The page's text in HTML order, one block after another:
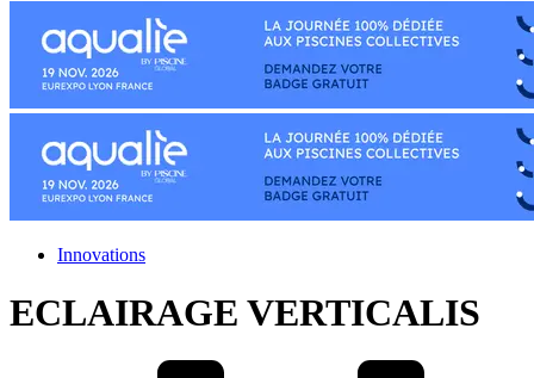
Innovations
ECLAIRAGE VERTICALIS